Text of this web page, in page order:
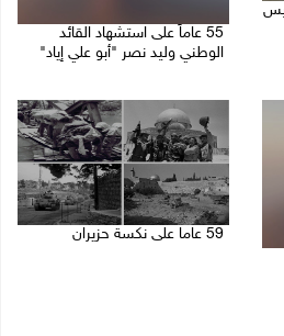
55 عاماً على استشهاد القائد
الوطني وليد نصر "أبو علي إياد"
59 عاما على نكسة حزيران